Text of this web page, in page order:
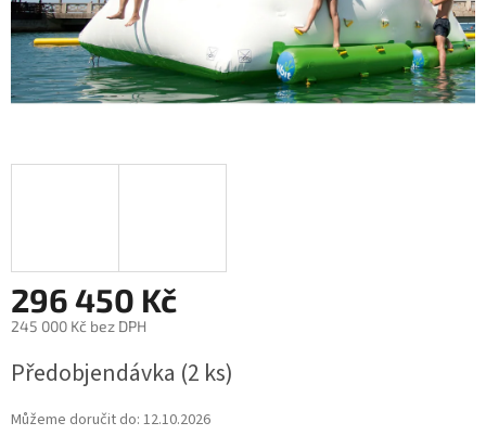
296 450 Kč
245 000 Kč bez DPH
cena:
Předobjendávka (2 ks)
Můžeme doručit do: 12.10.2026